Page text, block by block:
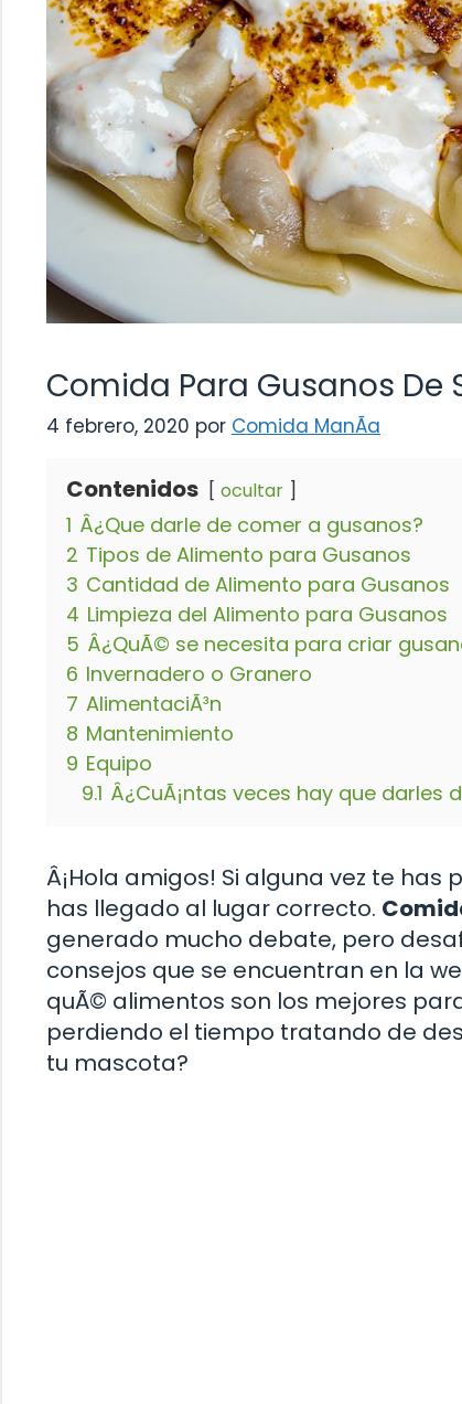
Comida Para Gusanos De
4 febrero, 2020 por Comida ManÃ­a
Contenidos ocultar
1 Â¿Que darle de comer a gusanos?
2 Tipos de Alimento para Gusanos
3 Cantidad de Alimento para Gusanos
4 Limpieza del Alimento para Gusanos
5 Â¿QuÃ© se necesita para criar
6 Invernadero o Granero
7 AlimentaciÃ³n
8 Mantenimiento
9 Equipo
9.1 Â¿CuÃ¡ntas veces hay que darles
Â¡Hola amigos! Si alguna vez te
has llegado al lugar correcto.
generado mucho debate, pero
consejos que se encuentran en la
quÃ© alimentos son los mejores
perdiendo el tiempo tratando de
tu mascota?